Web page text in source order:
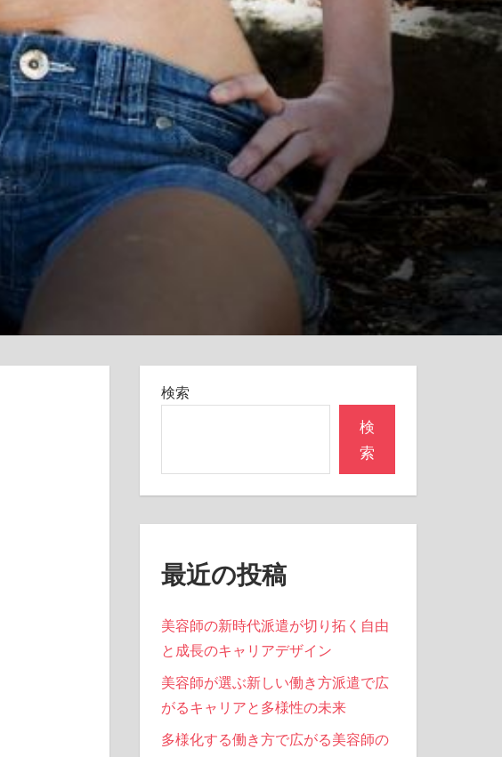
検索
検
索
最近の投稿
美容師の新時代派遣が切り拓く自由
と成長のキャリアデザイン
美容師が選ぶ新しい働き方派遣で広
がるキャリアと多様性の未来
多様化する働き方で広がる美容師の